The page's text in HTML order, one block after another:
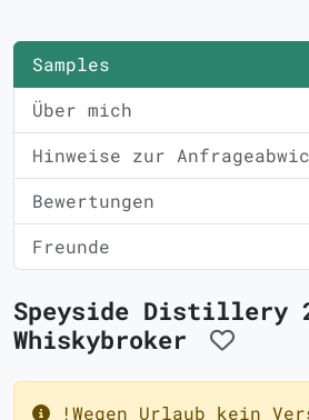
Samples
Über mich
Hinweise zur
Bewertungen
Freunde
Speyside Distillery
Whiskybroker
!Wegen Urlaub kein